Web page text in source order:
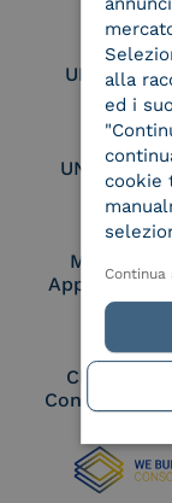
UNI EN ISO
UNI EN ISO
Membro
Approved
Cloud
Consortium
alla
ed i
cookie
Continua